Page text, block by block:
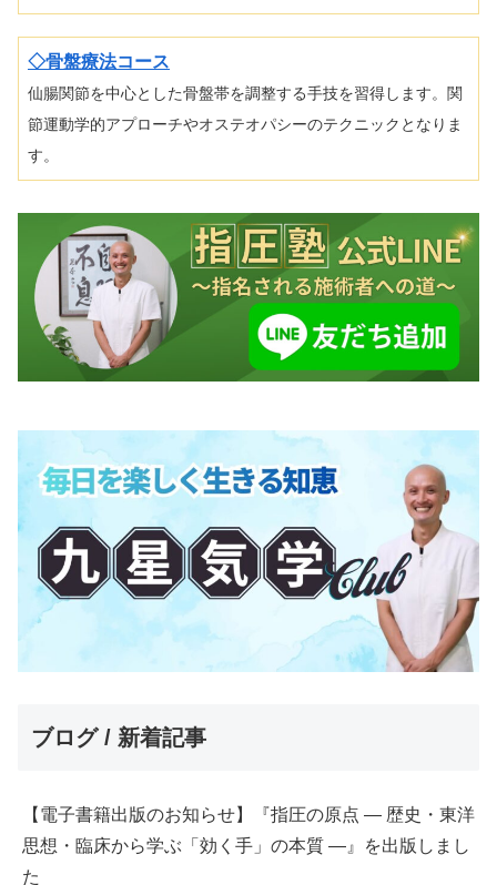
◇骨盤療法コース
仙腸関節を中心とした骨盤帯を調整する手技を習得します。関
節運動学的アプローチやオステオパシーのテクニックとなりま
す。
ブログ / 新着記事
【電子書籍出版のお知らせ】『指圧の原点 ― 歴史・東洋
思想・臨床から学ぶ「効く手」の本質 ―』を出版しまし
た